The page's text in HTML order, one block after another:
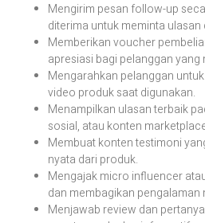
Mengirim pesan follow-up
diterima untuk meminta ulasan
Memberikan voucher
apresiasi bagi pelanggan yang
Mengarahkan pelanggan
video produk saat digunakan.
Menampilkan ulasan terbaik
sosial, atau konten
Membuat konten testimoni
nyata dari produk.
Mengajak micro influencer
dan membagikan pengalaman
Menjawab review dan